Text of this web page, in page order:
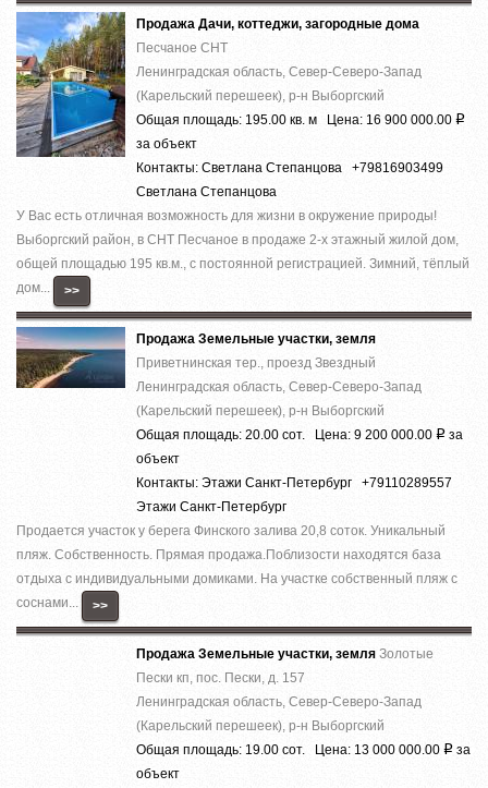
Продажа Дачи, коттеджи, загородные дома
Песчаное СНТ
Ленинградская область, Север-Северо-Запад
(Карельский перешеек), р-н Выборгский
Общая площадь: 195.00 кв. м Цена: 16 900 000.00 Р
за объект
Контакты: Светлана Степанцова +79816903499
Светлана Степанцова
У Вас есть отличная возможность для жизни в окружение природы!
Выборгский район, в СНТ Песчаное в продаже 2-х этажный жилой дом,
общей площадью 195 кв.м., с постоянной регистрацией. Зимний, тёплый
дом...
>>
Продажа Земельные участки, земля
Приветнинская тер., проезд Звездный
Ленинградская область, Север-Северо-Запад
(Карельский перешеек), р-н Выборгский
Общая площадь: 20.00 сот. Цена: 9 200 000.00 Р за
объект
Контакты: Этажи Санкт-Петербург +79110289557
Этажи Санкт-Петербург
Продается участок у берега Финского залива 20,8 соток. Уникальный
пляж. Собственность. Прямая продажа.Поблизости находятся база
отдыха с индивидуальными домиками. На участке собственный пляж с
соснами...
>>
Продажа Земельные участки, земля Золотые
Пески кп, пос. Пески, д. 157
Ленинградская область, Север-Северо-Запад
(Карельский перешеек), р-н Выборгский
Общая площадь: 19.00 сот. Цена: 13 000 000.00 Р за
объект